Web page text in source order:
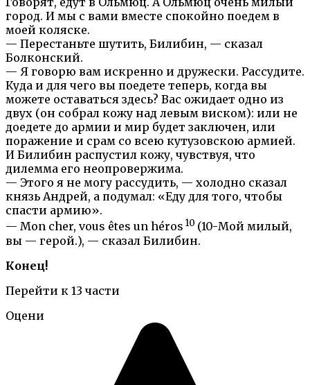
город. И мы с вами вместе спокойно поедем в
моей коляске.
— Перестаньте шутить, Билибин, — сказал
Болконский.
— Я говорю вам искренно и дружески. Рассудите.
Куда и для чего вы поедете теперь, когда вы
можете оставаться здесь? Вас ожидает одно из
двух (он собрал кожу над левым виском): или не
доедете до армии и мир будет заключен, или
поражение и срам со всею кутузовскою армией.
И Билибин распустил кожу, чувствуя, что
дилемма его неопровержима.
— Этого я не могу рассудить, — холодно сказал
князь Андрей, а подумал: «Еду для того, чтобы
спасти армию».
— Mon cher, vous êtes un héros 10 (10-Мой милый,
вы — герой.), — сказал Билибин.
Конец!
Перейти к 13 части
Оцени